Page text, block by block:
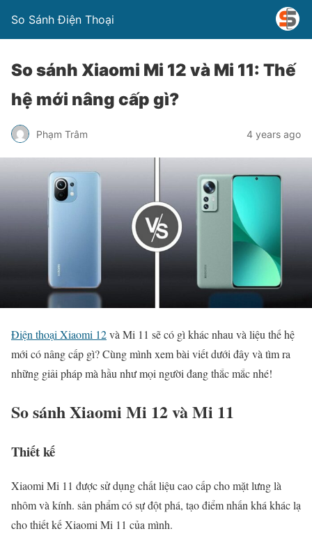
So Sánh Điện Thoại
So sánh Xiaomi Mi 12 và Mi 11: Thế
hệ mới nâng cấp gì?
Phạm Trâm 4 years ago
Điện thoại Xiaomi 12và Mi 11 sẽ có gì khác nhau và liệu thế hệ
mới có nâng cấp gì? Cùng mình xem bài viết dưới đây và tìm ra
những giải pháp mà hầu như mọi người đang thắc mắc nhé!
So sánh Xiaomi Mi 12 và Mi 11
Thiết kế
Xiaomi Mi 11 được sử dụng chất liệu cao cấp cho mặt lưng là
nhôm và kính. sản phẩm có sự đột phá, tạo điểm nhấn khá khác lạ
cho thiết kế Xiaomi Mi 11 của mình.